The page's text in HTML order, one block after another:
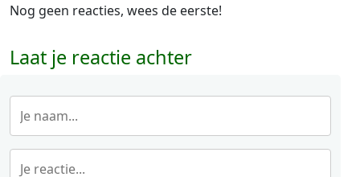
Nog geen reacties, wees de eerste!
Laat je reactie achter